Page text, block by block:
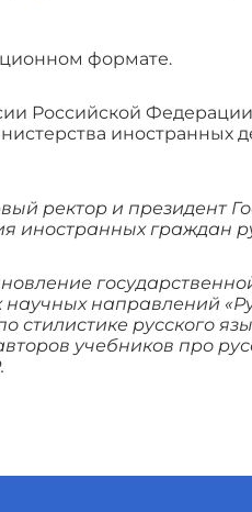
формате.
Российской
иностранных
ректор и президент
иностранных граждан
направлений
стилистике русского
учебников про